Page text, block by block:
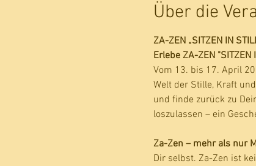
Über die
ZA-ZEN „SITZEN IN
Erlebe ZA-ZEN
Vom 13. bis 17. April
Welt der Stille, Kraft
und finde zurück zu
loszulassen – ein
Za-Zen – mehr als nur
Dir selbst. Za-Zen ist